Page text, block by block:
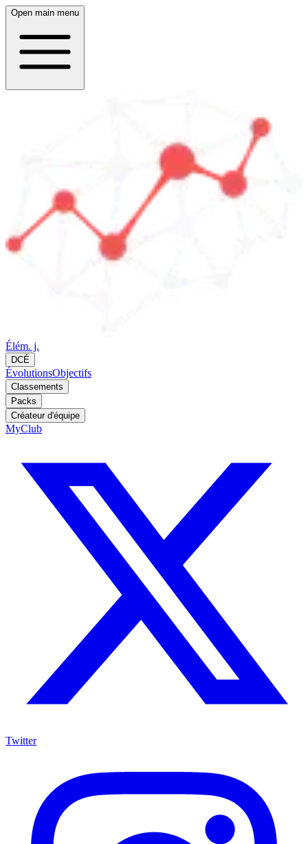
Open main menu
Élém. j.
DCÉ
ÉvolutionsObjectifs
Classements
Packs
Créateur d'équipe
MyClub
Twitter